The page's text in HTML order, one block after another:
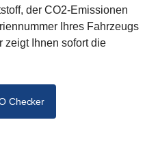
der CO2-Emissionen
Ihres Fahrzeugs
zeigt Ihnen sofort die
Checker